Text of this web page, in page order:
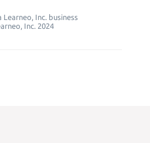
Learneo, Inc. business
Inc. 2024